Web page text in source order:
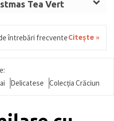
Tea Vert
bucăți de mere,
întrebări frecventeCitește »
Delicatese Colecția Crăciun